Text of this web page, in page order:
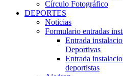
Círculo Fotográfico
DEPORTES
Noticias
Formulario entradas
Entrada
Deportivas
Entrada
deportistas